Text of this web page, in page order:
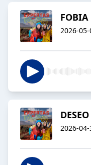
FOBIA
2026-
2026-